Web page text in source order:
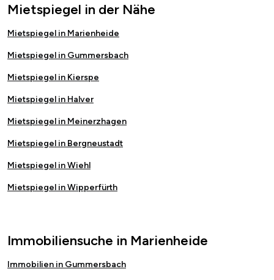
Mietspiegel in der Nähe
Mietspiegel in Marienheide
Mietspiegel in Gummersbach
Mietspiegel in Kierspe
Mietspiegel in Halver
Mietspiegel in Meinerzhagen
Mietspiegel in Bergneustadt
Mietspiegel in Wiehl
Mietspiegel in Wipperfürth
Immobiliensuche in Marienheide
Immobilien in Gummersbach